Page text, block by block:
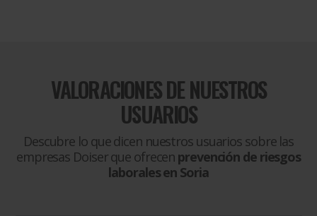
VALORACIONES DE NUESTROS
USUARIOS
Descubre lo que dicen nuestros usuarios sobre las
empresas Doiser que ofrecen prevención de riesgos
laborales en Soria